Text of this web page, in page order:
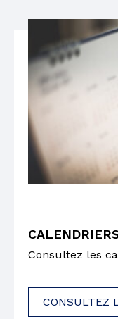
Consultez les
CONSULTEZ